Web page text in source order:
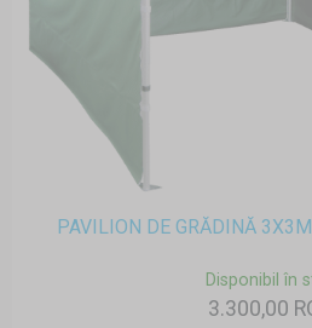
PAVILION DE GRĂDINĂ
Disponibil în
3.300,00